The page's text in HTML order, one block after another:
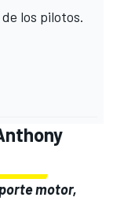
los pilotos.
motor,